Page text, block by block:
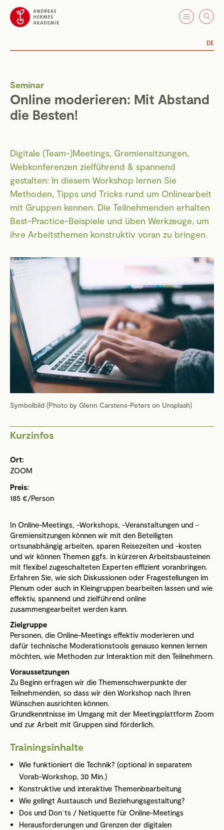
DE
Seminar
Online moderieren: Mit Abstand
die Besten!
Digitale (Team-)Meetings, Gremiensitzungen,
Webkonferenzen zielführend & spannend
gestalten: In diesem Workshop lernen Sie
Methoden, Tipps und Tricks rund um Onlinearbeit
mit Gruppen kennen. Die Teilnehmenden erhalten
Best-Practice-Beispiele und üben Werkzeuge, um
ihre Arbeitsthemen konstruktiv voran zu bringen.
Symbolbild (Photo by Glenn Carstens-Peters on Unsplash)
Kurzinfos
Ort:
ZOOM
Preis:
185 €/Person
In Online-Meetings, -Workshops, -Veranstaltungen und -
Gremiensitzungen können wir mit den Beteiligten
ortsunabhängig arbeiten, sparen Reisezeiten und -kosten
und wir können Themen ggfs. in kürzeren Arbeitsbausteinen
mit flexibel zugeschalteten Experten effizient voranbringen.
Erfahren Sie, wie sich Diskussionen oder Fragestellungen im
Plenum oder auch in Kleingruppen bearbeiten lassen und wie
effektiv, spannend und zielführend online
zusammengearbeitet werden kann.
Zielgruppe
Personen, die Online-Meetings effektiv moderieren und
dafür technische Moderationstools genauso kennen lernen
möchten, wie Methoden zur Interaktion mit den Teilnehmern.
Voraussetzungen
Zu Beginn erfragen wir die Themenschwerpunkte der
Teilnehmenden, so dass wir den Workshop nach Ihren
Wünschen ausrichten können.
Grundkenntnisse im Umgang mit der Meetingplattform Zoom
und zur Arbeit mit Gruppen sind förderlich.
Trainingsinhalte
Wie funktioniert die Technik? (optional in separatem
Vorab-Workshop, 30 Min.)
Konstruktive und interaktive Themenbearbeitung
Wie gelingt Austausch und Beziehungsgestaltung?
Dos und Don`ts / Netiquette für Online-Meetings
Herausforderungen und Grenzen der digitalen